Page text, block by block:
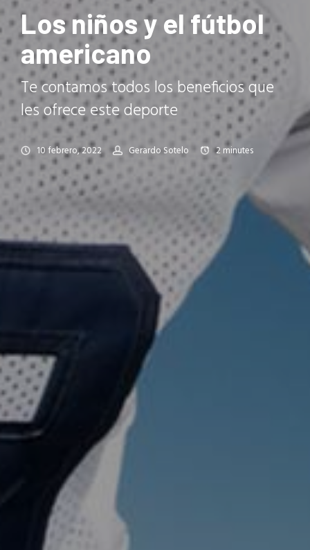
Los niños y el fútbol
americano
Te contamos todos los beneficios que
les ofrece este deporte
10 febrero, 2022 Gerardo Sotelo 2minutes